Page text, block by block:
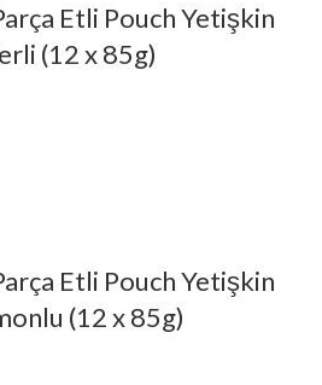
Etli Pouch Yetişkin
(12 x 85g)
Etli Pouch Yetişkin
(12 x 85g)